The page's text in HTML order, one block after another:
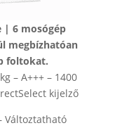
| 6 mosógép
megbízhatóan
foltokat.
– A+++ – 1400
kijelző
Változtatható